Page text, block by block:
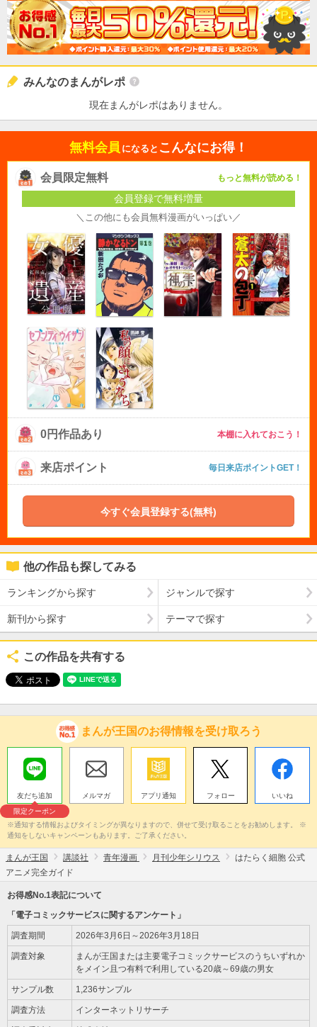
みんなのまんがレポ
現在まんがレポはありません。
無料会員 になると こんなにお得！
会員限定無料 もっと無料が読める！
会員登録で無料増量
＼この他にも会員無料漫画がいっぱい／
0円作品あり 本棚に入れておこう！
来店ポイント 毎日来店ポイントGET！
今すぐ会員登録する(無料)
他の作品も探してみる
ランキングから探す ジャンルで探す
新刊から探す テーマで探す
この作品を共有する
まんが王国のお得情報を受け取ろう
友だち追加
限定クーポン
メルマガ アプリ通知 フォロー いいね
※通知する情報およびタイミングが異なりますので、併せて受け取ることをお勧めします。 ※
通知をしないキャンペーンもあります。ご了承ください。
まんが王国 講談社 青年漫画 月刊少年シリウス
はたらく細胞 公式
アニメ完全ガイド
お得感No.1表記について
「電子コミックサービスに関するアンケート」
調査期間 2026年3月6日～2026年3月18日
調査対象
まんが王国または主要電子コミックサービスのうちいずれか
をメイン且つ有料で利用している20歳～69歳の男女
サンプル数 1,236サンプル
調査方法 インターネットリサーチ